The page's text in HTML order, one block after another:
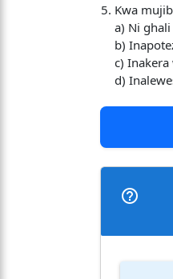
Kwa
a) Ni ghali
b)
c) Inakera
d)
help_outline